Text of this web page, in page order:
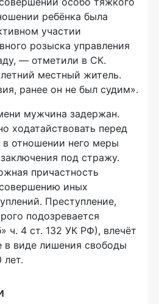
ребёнка была
участии
розыска управления
— отметили в СК.
местный житель.
ранее он не был судим».
мужчина задержан.
ходатайствовать перед
отношении него меры
под стражу.
причастность
иных
Преступление,
подозревается
ч. 4 ст. 132 УК РФ), влечёт
в виде лишения свободы
лет.